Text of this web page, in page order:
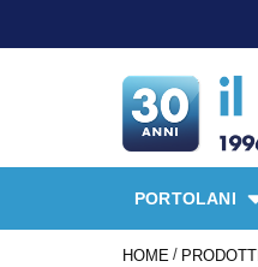
PORTOLANI
HOME / PRODOTTI